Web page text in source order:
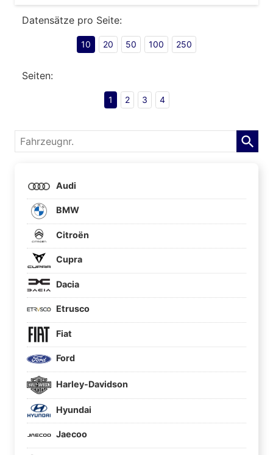
Datensätze pro Seite:
10 20 50 100 250
Seiten:
1 2 3 4
Fahrzeugnr.
Audi
BMW
Citroën
Cupra
Dacia
Etrusco
Fiat
Ford
Harley-Davidson
Hyundai
Jaecoo